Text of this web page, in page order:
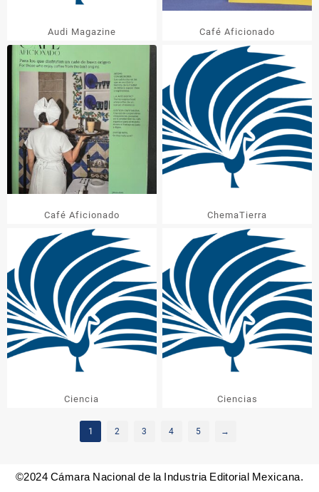
Audi Magazine Café Aficionado
Café Aficionado ChemaTierra
Ciencia Ciencias
1 2 3 4 5 →
©2024 Cámara Nacional de la Industria Editorial Mexicana.